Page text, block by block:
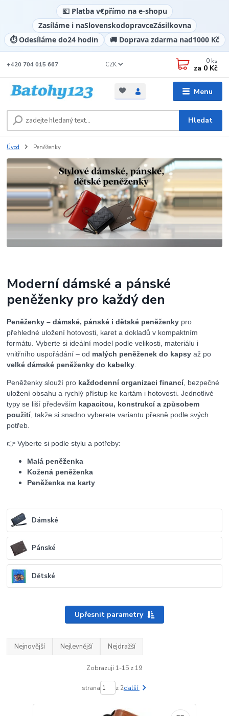
💶 Platba v€přímo na e-shopu
Zasíláme i naSlovenskodopravceZásilkovna
⏱️ Odesíláme do24 hodin 🚚 Doprava zdarma nad1000 Kč
Menu
CZK
Hledat
+420 704 015 667 0 ks
za 0 Kč
Úvod Peněženky
Moderní dámské a pánské
peněženky pro každý den
Peněženky – dámské, pánské i dětské peněženky pro
přehledné uložení hotovosti, karet a dokladů v kompaktním
formátu. Vyberte si ideální model podle velikosti, materiálu i
vnitřního uspořádání – od malých peněženek do kapsy až po
velké dámské peněženky do kabelky
Peněženky slouží pro každodenní organizaci financí, bezpečné
uložení obsahu a rychlý přístup ke kartám i hotovosti. Jednotlivé
typy se liší především kapacitou, konstrukcí a způsobem
použití, takže si snadno vyberete variantu přesně podle svých
potřeb.
👉 Vyberte si podle stylu a potřeby:
Malá peněženka
Kožená peněženka
Peněženka na karty
Dámské
Pánské
Dětské
Upřesnit parametry
Nejnovější Nejlevnější Nejdražší
Zobrazuji 1-15 z 19
strana z 2další